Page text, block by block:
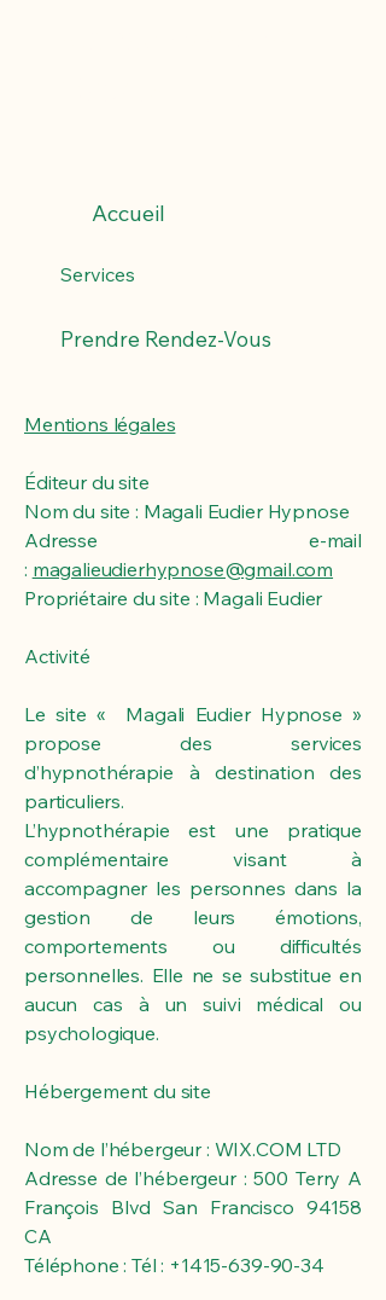
Services
Accueil
Prendre Rendez-Vous
Mentions légales
Éditeur du site
Nom du site : Magali Eudier Hypnose
Adresse e-mail
: magalieudierhypnose@gmail.com
Propriétaire du site : Magali Eudier
Activité
Le site « Magali Eudier Hypnose »
propose des services
d’hypnothérapie à destination des
particuliers.
L’hypnothérapie est une pratique
complémentaire visant à
accompagner les personnes dans la
gestion de leurs émotions,
comportements ou difficultés
personnelles. Elle ne se substitue en
aucun cas à un suivi médical ou
psychologique.
Hébergement du site
Nom de l’hébergeur : WIX.COM LTD
Adresse de l’hébergeur : 500 Terry A
François Blvd San Francisco 94158
CA
Téléphone : Tél : +1415-639-90-34